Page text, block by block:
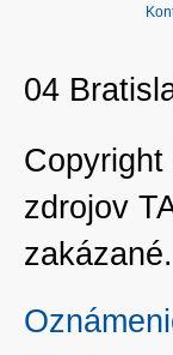
04
zdrojov
zakázané.